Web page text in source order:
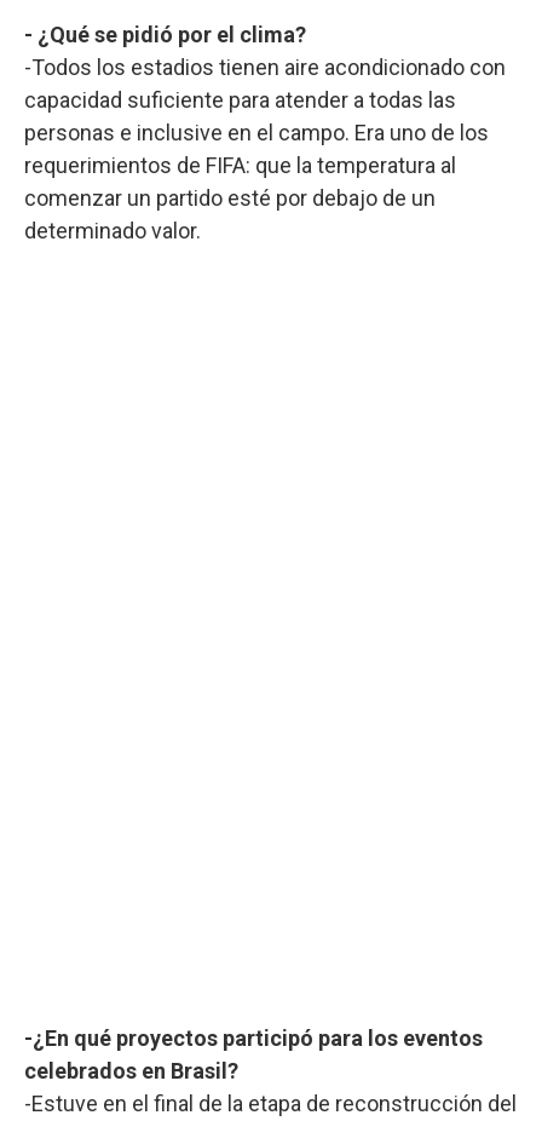
- ¿Qué se pidió por el clima?
-Todos los estadios tienen aire acondicionado con
capacidad suficiente para atender a todas las
personas e inclusive en el campo. Era uno de los
requerimientos de FIFA: que la temperatura al
comenzar un partido esté por debajo de un
determinado valor.
-¿En qué proyectos participó para los eventos
celebrados en Brasil?
-Estuve en el final de la etapa de reconstrucción del